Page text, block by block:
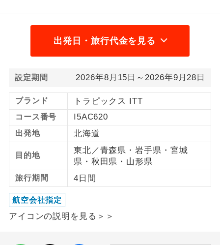
出発日・旅行代金を見る
設定期間 2026年8月15日～2026年9月28日
ブランド トラピックス ITT
コース番号 I5AC620
出発地 北海道
目的地
東北／青森県・岩手県・宮城
県・秋田県・山形県
旅行期間 4日間
航空会社指定
アイコンの説明を見る＞＞
2名様から出発可能な個人型プランで
す。
おひとり様参
加限定
おひとり様限定でご参加いただけるコー
スです。
1名様1室同代
1名様1室利用でも追加料金がかからない
コースです。
ご夫婦限定
ご夫婦限定でご参加いただけるコースで
す。
女性限定でご参加いただけるコースで
す。
年齢制限あり
ご参加にあたり年齢に制限があるコース
です。
航空会社指定
画にとても便利です。